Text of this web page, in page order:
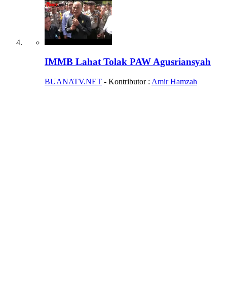
IMMB Lahat Tolak PAW Agusriansyah
BUANATV.NET - Kontributor : Amir Hamzah